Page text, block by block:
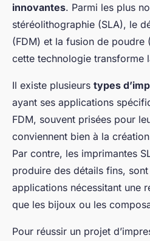
innovantes. Parmi les plus
stéréolithographie (SLA), le
(FDM) et la fusion de poudre
cette technologie transforme
Il existe plusieurs types
ayant ses applications
FDM, souvent prisées pour
conviennent bien à la
Par contre, les imprimantes
produire des détails fins,
applications nécessitant une
que les bijoux ou les
Pour réussir un projet